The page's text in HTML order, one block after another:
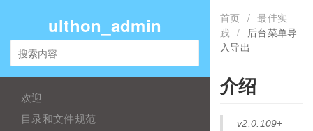
ulthon_admin
欢迎
目录和文件规范
首页 / 最佳实
践 / 后台菜单导
入导出
介绍
v2.0.109+